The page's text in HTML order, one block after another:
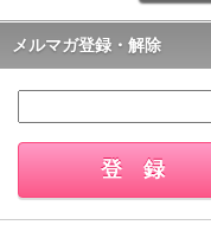
メルマガ登録・解除